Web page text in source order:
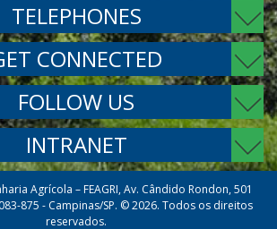
TELEPHONES
CONNECTED
FOLLOW US
INTRANET
Agrícola – FEAGRI, Av. Cândido Rondon, 501
875 - Campinas/SP. © 2026. Todos os direitos
reservados.